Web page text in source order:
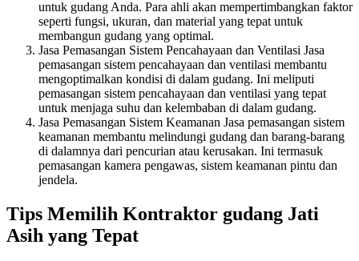
untuk gudang Anda. Para ahli akan mempertimbangkan faktor
seperti fungsi, ukuran, dan material yang tepat untuk
membangun gudang yang optimal.
Jasa Pemasangan Sistem Pencahayaan dan Ventilasi Jasa
pemasangan sistem pencahayaan dan ventilasi membantu
mengoptimalkan kondisi di dalam gudang. Ini meliputi
pemasangan sistem pencahayaan dan ventilasi yang tepat
untuk menjaga suhu dan kelembaban di dalam gudang.
Jasa Pemasangan Sistem Keamanan Jasa pemasangan sistem
keamanan membantu melindungi gudang dan barang-barang
di dalamnya dari pencurian atau kerusakan. Ini termasuk
pemasangan kamera pengawas, sistem keamanan pintu dan
jendela.
Tips Memilih Kontraktor gudang Jati
Asih yang Tepat